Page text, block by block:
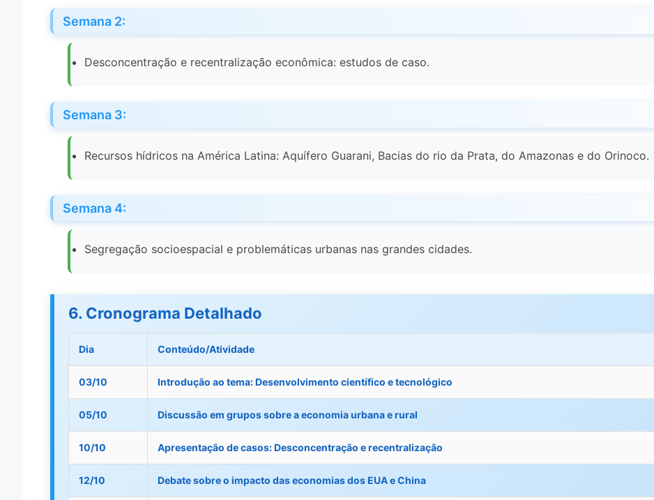
Semana 2:
Desconcentração e recentralização econômica: estudos de caso.
Semana 3:
Recursos hídricos na América Latina: Aquífero Guarani, Bacias do rio da Prata, do Amazonas e do Orinoco.
Semana 4:
Segregação socioespacial e problemáticas urbanas nas grandes cidades.
6. Cronograma Detalhado
Dia Conteúdo/Atividade
03/10 Introdução ao tema: Desenvolvimento científico e tecnológico
05/10 Discussão em grupos sobre a economia urbana e rural
10/10 Apresentação de casos: Desconcentração e recentralização
12/10 Debate sobre o impacto das economias dos EUA e China